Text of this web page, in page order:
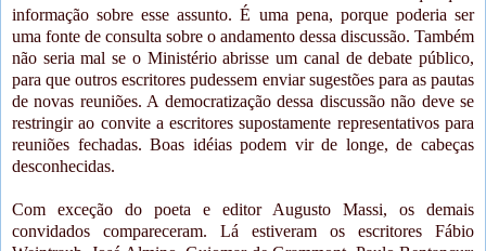
informação sobre esse assunto. É uma pena, porque poderia ser
uma fonte de consulta sobre o andamento dessa discussão. Também
não seria mal se o Ministério abrisse um canal de debate público,
para que outros escritores pudessem enviar sugestões para as pautas
de novas reuniões. A democratização dessa discussão não deve se
restringir ao convite a escritores supostamente representativos para
reuniões fechadas. Boas idéias podem vir de longe, de cabeças
desconhecidas.
Com exceção do poeta e editor Augusto Massi, os demais
convidados compareceram. Lá estiveram os escritores Fábio